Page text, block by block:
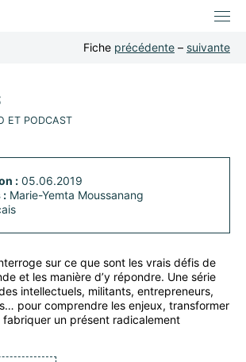
Fiche précédente – suivante
ET PODCAST
: 05.06.2019
: Marie-Yemta Moussanang
sur ce que sont les vrais défis de
et les manière d’y répondre. Une série
intellectuels, militants, entrepreneurs,
pour comprendre les enjeux, transformer
fabriquer un présent radicalement